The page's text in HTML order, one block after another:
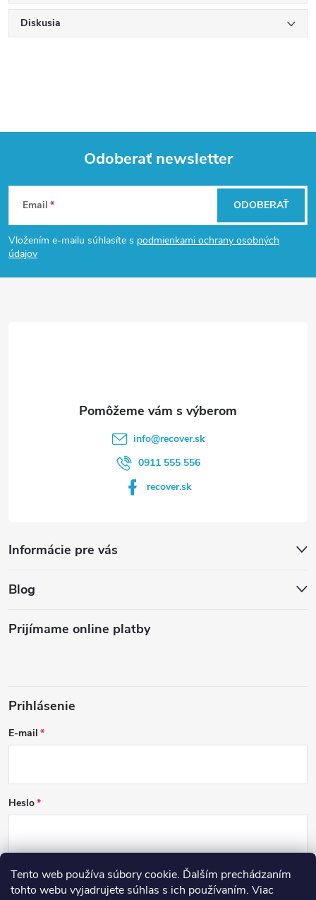
Tento web používa súbory cookie. Ďalším prechádzaním
tohto webu vyjadrujete súhlas s ich používaním. Viac
Diskusia
Z
á
p
Odoberať newsletter
Email
Vložením e-mailu súhlasíte s podmienkami ochrany osobných
údajov
ODOBERAŤ
info@recover.sk
0911 555 556
recover.sk
Informácie pre vás
Blog
Prijímame online platby
Prihlásenie
E-mail
Heslo
PRIHLÁSIŤ SA